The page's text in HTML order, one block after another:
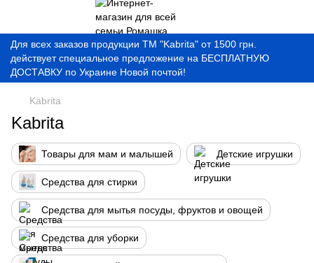
Для всех заказов продукции ТМ "Kabrita" от 1500 грн.
действует специальное предложение на БЕСПЛАТНУЮ
ДОСТАВКУ по Украине Новой почтой!
Kabrita
Kabrita
Товары для мам и малышей Детские игрушки
Средства для стирки
Средства для мытья посуды, фруктов и овощей
Средства для уборки